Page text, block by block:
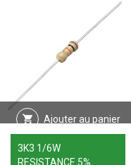
Ajouter au panier
3K3 1/6W
RESISTANCE 5%